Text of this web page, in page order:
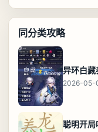
同分类攻略
2026-05-